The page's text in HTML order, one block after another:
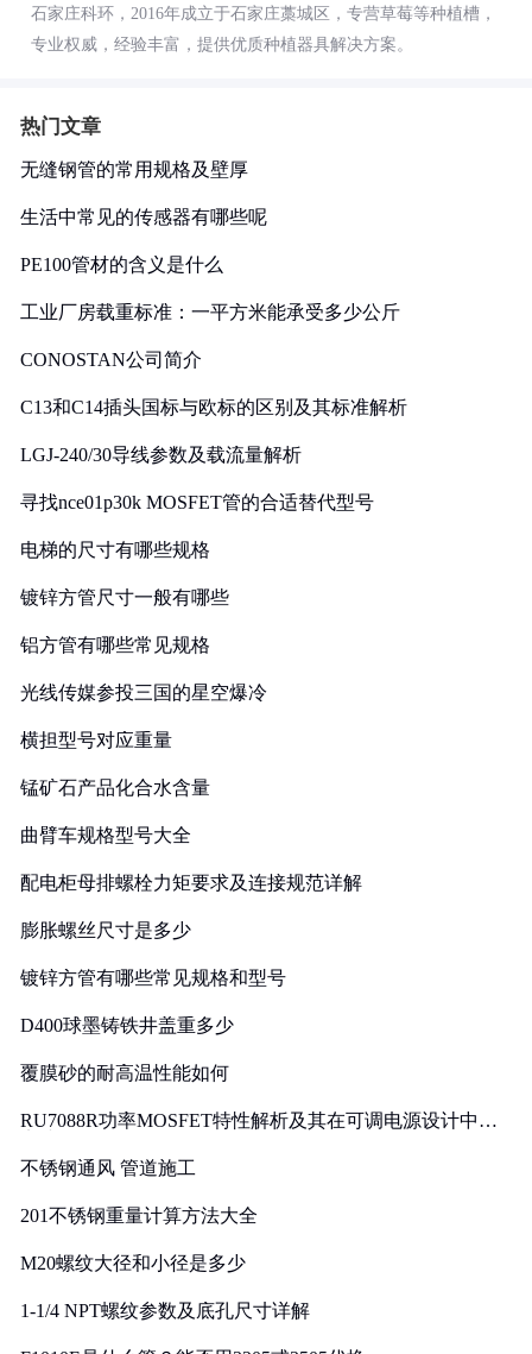
石家庄科环，2016年成立于石家庄藁城区，专营草莓等种植槽，
专业权威，经验丰富，提供优质种植器具解决方案。
热门文章
无缝钢管的常用规格及壁厚
生活中常见的传感器有哪些呢
PE100管材的含义是什么
工业厂房载重标准：一平方米能承受多少公斤
CONOSTAN公司简介
C13和C14插头国标与欧标的区别及其标准解析
LGJ-240/30导线参数及载流量解析
寻找nce01p30k MOSFET管的合适替代型号
电梯的尺寸有哪些规格
镀锌方管尺寸一般有哪些
铝方管有哪些常见规格
光线传媒参投三国的星空爆冷
横担型号对应重量
锰矿石产品化合水含量
曲臂车规格型号大全
配电柜母排螺栓力矩要求及连接规范详解
膨胀螺丝尺寸是多少
镀锌方管有哪些常见规格和型号
D400球墨铸铁井盖重多少
覆膜砂的耐高温性能如何
RU7088R功率MOSFET特性解析及其在可调电源设计中的
不锈钢通风 管道施工
201不锈钢重量计算方法大全
M20螺纹大径和小径是多少
1-1/4 NPT螺纹参数及底孔尺寸详解